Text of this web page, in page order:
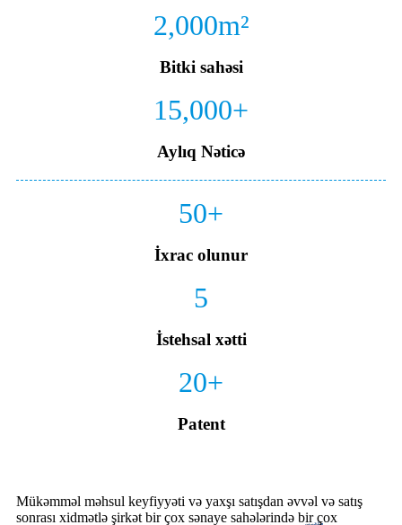
2,000m²
Bitki sahəsi
15,000+
Aylıq Nəticə
50+
İxrac olunur
5
İstehsal xətti
20+
Patent
Mükəmməl məhsul keyfiyyəti və yaxşı satışdan əvvəl və satış
sonrası xidmətlə şirkət bir çox sənaye sahələrində bir çox